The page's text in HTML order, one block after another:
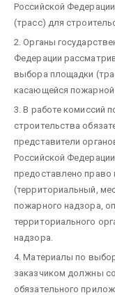
Российской
(трасс) для
2. Органы
Федерации
выбора площадки
касающейся пожарной
3. В работе комиссий
строительства
представители
Российской
предоставлено право
(территориальный,
пожарного надзора,
территориального
надзора.
4. Материалы по
заказчиком должны
обязательного